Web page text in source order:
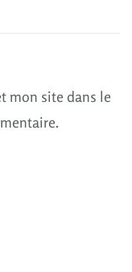
mon site dans le